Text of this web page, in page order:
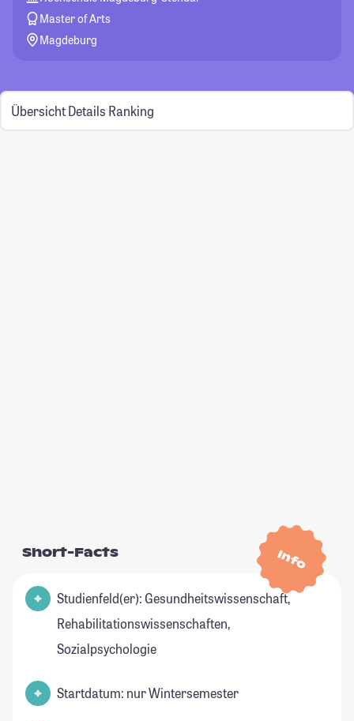
Master of Arts
Magdeburg
Übersicht Details Ranking
Info
Short-Facts
Studienfeld(er): Gesundheitswissenschaft,
Rehabilitationswissenschaften,
Sozialpsychologie
Startdatum: nur Wintersemester